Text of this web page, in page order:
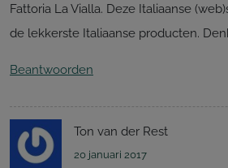
Fattoria La Vialla. Deze Italiaanse
de lekkerste Italiaanse producten.
Beantwoorden
Ton van der Rest
20 januari 2017